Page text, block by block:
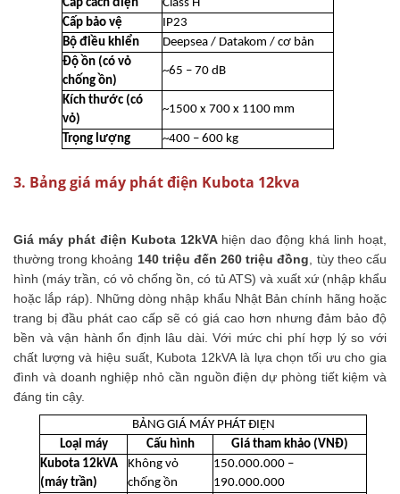
Cấp cách điện
Class H
Cấp bảo vệ
IP23
Bộ điều khiển
Deepsea / Datakom / cơ bản
Độ ồn (có vỏ
chống ồn)
~65 – 70 dB
Kích thước (có
vỏ)
~1500 x 700 x 1100 mm
Trọng lượng ~400 – 600 kg
3. Bảng giá máy phát điện Kubota 12kva
Giá máy phát điện Kubota 12kVAhiện dao động khá linh hoạt,
thường trong khoảng 140 triệu đến 260 triệu đồng , tùy theo cấu
hình (máy trần, có vỏ chống ồn, có tủ ATS) và xuất xứ (nhập khẩu
hoặc lắp ráp). Những dòng nhập khẩu Nhật Bản chính hãng hoặc
trang bị đầu phát cao cấp sẽ có giá cao hơn nhưng đảm bảo độ
bền và vận hành ổn định lâu dài. Với mức chi phí hợp lý so với
chất lượng và hiệu suất, Kubota 12kVA là lựa chọn tối ưu cho gia
đình và doanh nghiệp nhỏ cần nguồn điện dự phòng tiết kiệm và
đáng tin cậy.
BẢNG GIÁ MÁY PHÁT ĐIỆN
Loại máy
Cấu hình
Giá tham khảo (VNĐ)
Kubota 12kVA
(máy trần)
Không vỏ
chống ồn
150.000.000 –
190.000.000